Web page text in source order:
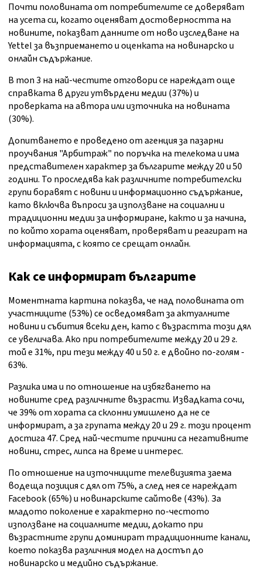
Почти половината от потребителите се доверяват
на усета си, когато оценяват достоверността на
новините, показват данните от ново изследване на
Yettel за възприемането и оценката на новинарско и
онлайн съдържание.
В топ 3 на най-честите отговори се нареждат още
справката в други утвърдени медии (37%) и
проверката на автора или източника на новината
(30%).
Допитването е проведено от агенция за пазарни
проучвания "Арбитраж" по поръчка на телекома и има
представителен характер за българите между 20 и 50
години. То проследява как различните потребителски
групи боравят с новини и информационно съдържание,
като включва въпроси за използване на социални и
традиционни медии за информиране, както и за начина,
по който хората оценяват, проверяват и реагират на
информацията, с която се срещат онлайн.
Как се информират българите
Моментната картина показва, че над половината от
участниците (53%) се осведомяват за актуалните
новини и събития всеки ден, като с възрастта този дял
се увеличава. Ако при потребителите между 20 и 29 г.
той е 31%, при тези между 40 и 50 г. е двойно по-голям -
63%.
Разлика има и по отношение на избягването на
новините сред различните възрасти. Извадката сочи,
че 39% от хората са склонни умишлено да не се
информират, а за групата между 20 и 29 г. този процент
достига 47. Сред най-честите причини са негативните
новини, стрес, липса на време и интерес.
По отношение на източниците телевизията заема
водеща позиция с дял от 75%, а след нея се нареждат
Facebook (65%) и новинарските сайтове (43%). За
младото поколение е характерно по-честото
използване на социалните медии, докато при
възрастните групи доминират традиционните канали,
което показва различния модел на достъп до
новинарско и медийно съдържание.